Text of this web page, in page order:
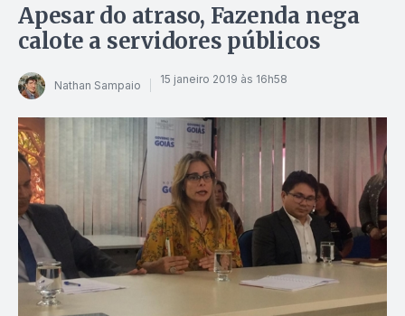
Apesar do atraso, Fazenda nega
calote a servidores públicos
Nathan Sampaio 15 janeiro 2019 às 16h58